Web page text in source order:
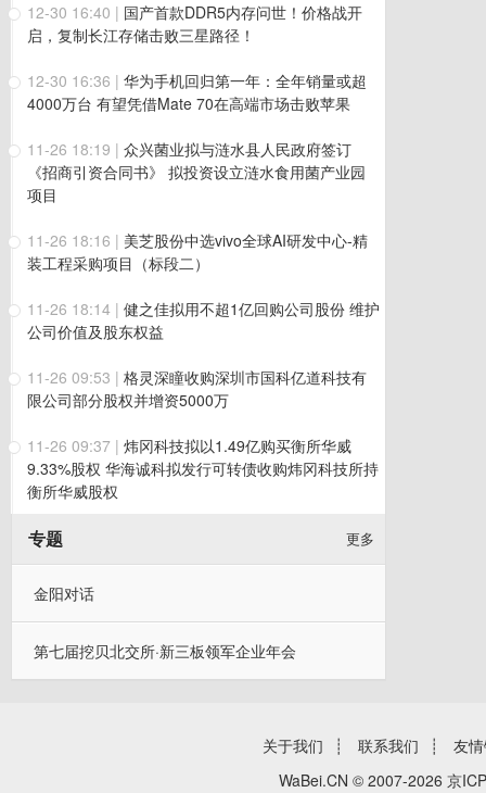
12-30 16:40 | 国产首款DDR5内存问世！价格战开
启，复制长江存储击败三星路径！
12-30 16:36 | 华为手机回归第一年：全年销量或超
4000万台 有望凭借Mate 70在高端市场击败苹果
11-26 18:19 | 众兴菌业拟与涟水县人民政府签订
《招商引资合同书》 拟投资设立涟水食用菌产业园
项目
11-26 18:16 | 美芝股份中选vivo全球AI研发中心-精
装工程采购项目（标段二）
11-26 18:14 | 健之佳拟用不超1亿回购公司股份 维护
公司价值及股东权益
11-26 09:53 | 格灵深瞳收购深圳市国科亿道科技有
限公司部分股权并增资5000万
11-26 09:37 | 炜冈科技拟以1.49亿购买衡所华威
9.33%股权 华海诚科拟发行可转债收购炜冈科技所持
衡所华威股权
专题 更多
金阳对话
第七届挖贝北交所·新三板领军企业年会
关于我们 ┊ 联系我们 ┊
友
WaBei.CN © 2007-2026 京